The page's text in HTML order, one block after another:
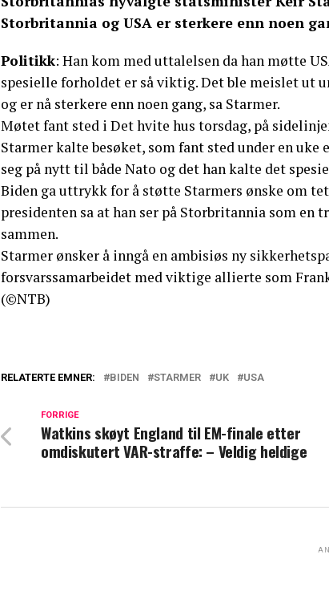
Storbritannia og USA er sterkere enn noen
Politikk: Han kom med uttalelsen da han møtte
spesielle forholdet er så viktig. Det ble meislet ut
og er nå sterkere enn noen gang, sa Starmer.
Møtet fant sted i Det hvite hus torsdag, på
Starmer kalte besøket, som fant sted under en
seg på nytt til både Nato og det han kalte det
Biden ga uttrykk for å støtte Starmers ønske om
presidenten sa at han ser på Storbritannia som
sammen.
Starmer ønsker å inngå en ambisiøs ny
forsvarssamarbeidet med viktige allierte som
(©NTB)
RELATERTE EMNER: BIDEN STARMER UK USA
FORRIGE
Watkins skøyt England til EM-finale etter
omdiskutert VAR-straffe: – Veldig heldige